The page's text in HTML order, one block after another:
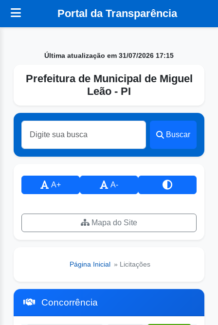
Portal da Transparência
Última atualização em 31/07/2026 17:15
Prefeitura de Municipal de Miguel
Leão - PI
Buscar
A+ A-
Mapa do Site
Página Inicial » Licitações
Concorrência